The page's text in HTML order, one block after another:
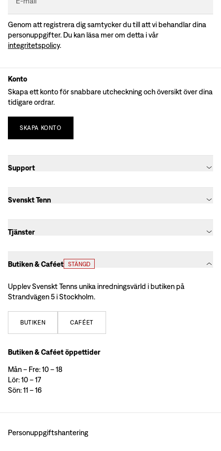
Genom att registrera dig samtycker du till att vi behandlar dina
personuppgifter. Du kan läsa mer om detta i vår
integritetspolicy.
Konto
Skapa ett konto för snabbare utcheckning och översikt över dina
tidigare ordrar.
SKAPA KONTO
Support
Svenskt Tenn
Tjänster
Butiken & Caféet STÄNGD
Upplev Svenskt Tenns unika inredningsvärld i butiken på
Strandvägen 5 i Stockholm.
BUTIKEN CAFÉET
Butiken & Caféet öppettider
Mån – Fre: 10 – 18
Lör: 10 – 17
Sön: 11 – 16
Personuppgiftshantering